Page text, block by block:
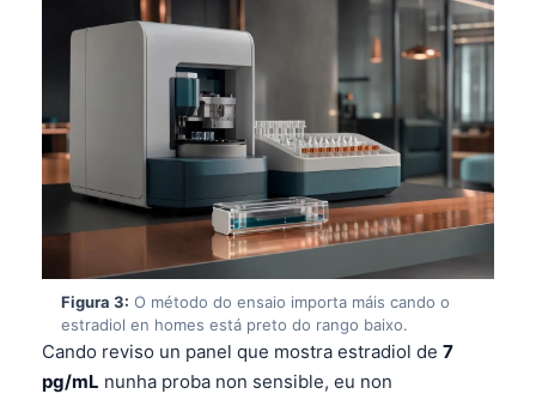
Figura 3: O método do ensaio importa máis cando o
estradiol en homes está preto do rango baixo.
Cando reviso un panel que mostra estradiol de 7
pg/mL nunha proba non sensible, eu non